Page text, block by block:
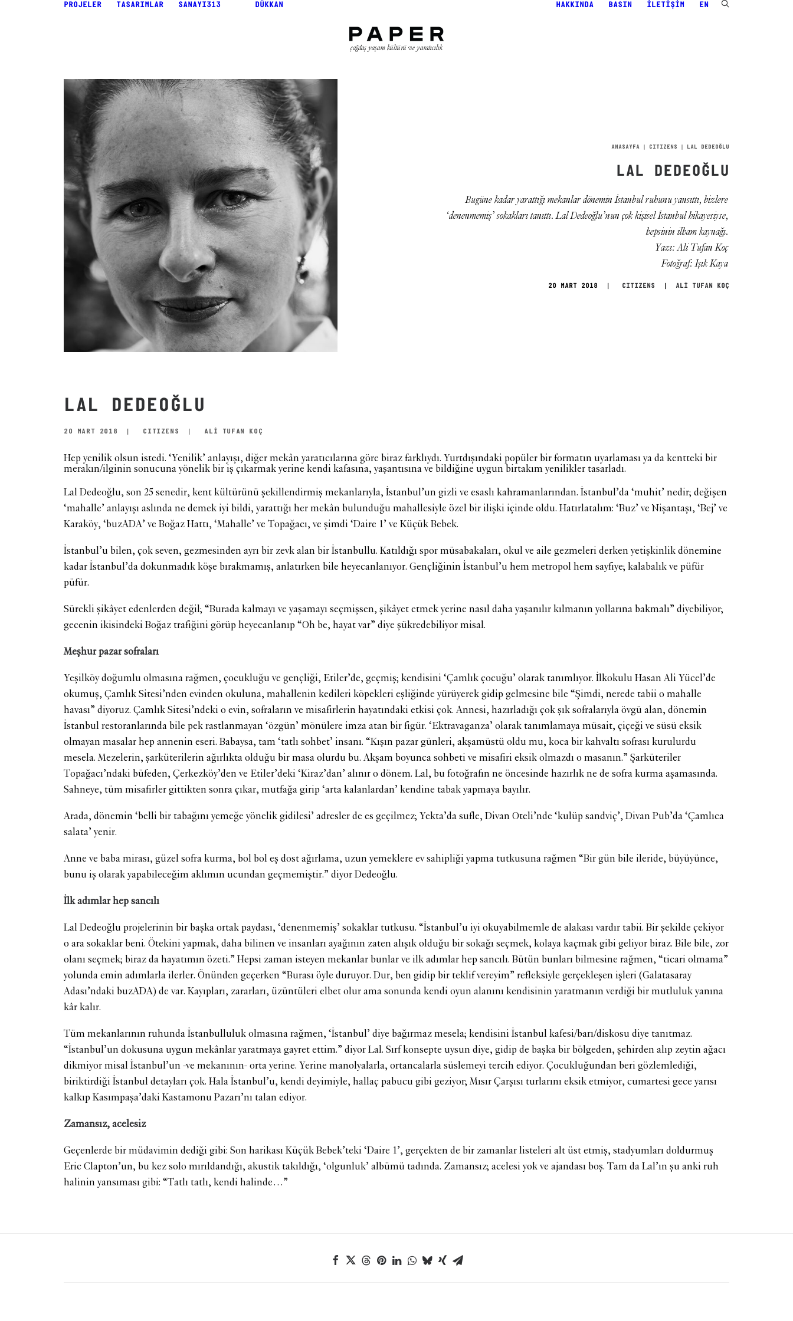
PROJELER TASARIMLAR SANAYI313 DÜKKAN
çağdaş yaşam kültürü ve yaratıcılık
HAKKINDA BASIN İLETIŞIM EN
ANASAYFA CITIZENS LAL DEDEOĞLU
LAL DEDEOĞLU
Bugüne kadar yarattığı mekanlar dönemin İstanbul ruhunu yansıttı, bizlere
‘denenmemiş’ sokakları tanıttı. Lal Dedeoğlu’nun çok kişisel İstanbul hikayesiyse,
hepsinin ilham kaynağı.
Yazı: Ali Tufan Koç
Fotoğraf: Işık Kaya
20 MART 2018 CITIZENS ALİ TUFAN KOÇ
LAL DEDEOĞLU
20 MART 2018 CITIZENS ALİ TUFAN KOÇ
Hep yenilik olsun istedi. ‘Yenilik’ anlayışı, diğer mekân yaratıcılarına göre biraz farklıydı. Yurtdışındaki popüler bir formatın uyarlaması ya da kentteki bir
merakın/ilginin sonucuna yönelik bir iş çıkarmak yerine kendi kafasına, yaşantısına ve bildiğine uygun birtakım yenilikler tasarladı.
Lal Dedeoğlu, son 25 senedir, kent kültürünü şekillendirmiş mekanlarıyla, İstanbul’un gizli ve esaslı kahramanlarından. İstanbul’da ‘muhit’ nedir; değişen
‘mahalle’ anlayışı aslında ne demek iyi bildi, yarattığı her mekân bulunduğu mahallesiyle özel bir ilişki içinde oldu. Hatırlatalım: ‘Buz’ ve Nişantaşı, ‘Bej’ ve
Karaköy, ‘buzADA’ ve Boğaz Hattı, ‘Mahalle’ ve Topağacı, ve şimdi ‘Daire 1’ ve Küçük Bebek.
İstanbul’u bilen, çok seven, gezmesinden ayrı bir zevk alan bir İstanbullu. Katıldığı spor müsabakaları, okul ve aile gezmeleri derken yetişkinlik dönemine
kadar İstanbul’da dokunmadık köşe bırakmamış, anlatırken bile heyecanlanıyor. Gençliğinin İstanbul’u hem metropol hem sayfiye; kalabalık ve püfür
püfür.
Sürekli şikâyet edenlerden değil; “Burada kalmayı ve yaşamayı seçmişsen, şikâyet etmek yerine nasıl daha yaşanılır kılmanın yollarına bakmalı” diyebiliyor;
gecenin ikisindeki Boğaz trafiğini görüp heyecanlanıp “Oh be, hayat var” diye şükredebiliyor misal.
Meşhur pazar sofraları
Yeşilköy doğumlu olmasına rağmen, çocukluğu ve gençliği, Etiler’de, geçmiş; kendisini ‘Çamlık çocuğu’ olarak tanımlıyor. İlkokulu Hasan Ali Yücel’de
okumuş, Çamlık Sitesi’nden evinden okuluna, mahallenin kedileri köpekleri eşliğinde yürüyerek gidip gelmesine bile “Şimdi, nerede tabii o mahalle
havası” diyoruz. Çamlık Sitesi’ndeki o evin, sofraların ve misafirlerin hayatındaki etkisi çok. Annesi, hazırladığı çok şık sofralarıyla övgü alan, dönemin
İstanbul restoranlarında bile pek rastlanmayan ‘özgün’ mönülere imza atan bir figür. ‘Ektravaganza’ olarak tanımlamaya müsait, çiçeği ve süsü eksik
olmayan masalar hep annenin eseri. Babaysa, tam ‘tatlı sohbet’ insanı. “Kışın pazar günleri, akşamüstü oldu mu, koca bir kahvaltı sofrası kurulurdu
mesela. Mezelerin, şarküterilerin ağırlıkta olduğu bir masa olurdu bu. Akşam boyunca sohbeti ve misafiri eksik olmazdı o masanın.” Şarküteriler
Topağacı’ndaki büfeden, Çerkezköy’den ve Etiler’deki ‘Kiraz’dan’ alınır o dönem. Lal, bu fotoğrafın ne öncesinde hazırlık ne de sofra kurma aşamasında.
Sahneye, tüm misafirler gittikten sonra çıkar, mutfağa girip ‘arta kalanlardan’ kendine tabak yapmaya bayılır.
Arada, dönemin ‘belli bir tabağını yemeğe yönelik gidilesi’ adresler de es geçilmez; Yekta’da sufle, Divan Oteli’nde ‘kulüp sandviç’, Divan Pub’da ‘Çamlıca
salata’ yenir.
Anne ve baba mirası, güzel sofra kurma, bol bol eş dost ağırlama, uzun yemeklere ev sahipliği yapma tutkusuna rağmen “Bir gün bile ileride, büyüyünce,
bunu iş olarak yapabileceğim aklımın ucundan geçmemiştir.” diyor Dedeoğlu.
İlk adımlar hep sancılı
Lal Dedeoğlu projelerinin bir başka ortak paydası, ‘denenmemiş’ sokaklar tutkusu. “İstanbul’u iyi okuyabilmemle de alakası vardır tabii. Bir şekilde çekiyor
o ara sokaklar beni. Ötekini yapmak, daha bilinen ve insanları ayağının zaten alışık olduğu bir sokağı seçmek, kolaya kaçmak gibi geliyor biraz. Bile bile, zor
olanı seçmek; biraz da hayatımın özeti.” Hepsi zaman isteyen mekanlar bunlar ve ilk adımlar hep sancılı. Bütün bunları bilmesine rağmen, “ticari olmama”
yolunda emin adımlarla ilerler. Önünden geçerken “Burası öyle duruyor. Dur, ben gidip bir teklif vereyim” refleksiyle gerçekleşen işleri (Galatasaray
Adası’ndaki buzADA) de var. Kayıpları, zararları, üzüntüleri elbet olur ama sonunda kendi oyun alanını kendisinin yaratmanın verdiği bir mutluluk yanına
kâr kalır.
Tüm mekanlarının ruhunda İstanbulluluk olmasına rağmen, ‘İstanbul’ diye bağırmaz mesela; kendisini İstanbul kafesi/barı/diskosu diye tanıtmaz.
“İstanbul’un dokusuna uygun mekânlar yaratmaya gayret ettim.” diyor Lal. Sırf konsepte uysun diye, gidip de başka bir bölgeden, şehirden alıp zeytin ağacı
dikmiyor misal İstanbul’un -ve mekanının- orta yerine. Yerine manolyalarla, ortancalarla süslemeyi tercih ediyor. Çocukluğundan beri gözlemlediği,
biriktirdiği İstanbul detayları çok. Hala İstanbul’u, kendi deyimiyle, hallaç pabucu gibi geziyor; Mısır Çarşısı turlarını eksik etmiyor, cumartesi gece yarısı
kalkıp Kasımpaşa’daki Kastamonu Pazarı’nı talan ediyor.
Zamansız, acelesiz
Geçenlerde bir müdavimin dediği gibi: Son harikası Küçük Bebek’teki ‘Daire 1’, gerçekten de bir zamanlar listeleri alt üst etmiş, stadyumları doldurmuş
Eric Clapton’un, bu kez solo mırıldandığı, akustik takıldığı, ‘olgunluk’ albümü tadında. Zamansız; acelesi yok ve ajandası boş. Tam da Lal’ın şu anki ruh
halinin yansıması gibi: “Tatlı tatlı, kendi halinde…”